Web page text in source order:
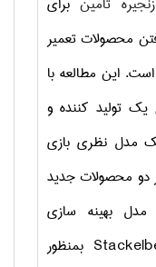
محصولات تعمیر
این مطالعه با
تولید کننده و
مدل نظری بازی
دو محصولات جدید
مدل بهینه سازی
بمنظور